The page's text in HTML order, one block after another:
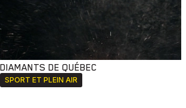
DIAMANTS DE QUÉBEC
SPORT ET PLEIN AIR